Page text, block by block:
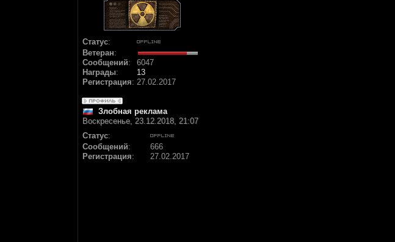
Статус:
Ветеран:
Сообщений:
6047
Награды:
13
Регистрация: 27.02.2017
Злобная реклама
Воскресенье, 23.12.2018, 21:07
Статус:
Сообщений:
666
Регистрация: 27.02.2017